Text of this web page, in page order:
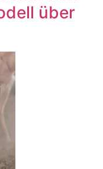
über